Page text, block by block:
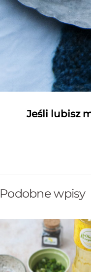
Jeśli lubisz
Podobne wpisy